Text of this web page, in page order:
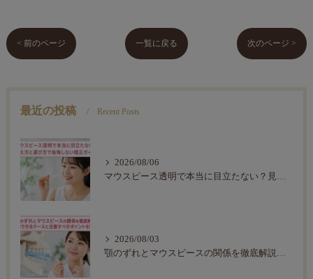
< 前のページ 一覧に戻る 次のページ >
最近の投稿 Recent Posts
2026/08/06
マウスピース透明で本当に目立たない？見え方と選び方で後悔しない矯正ガイド
2026/08/03
顎のずれとマウスピースの関係を徹底解説｜改善できるケースと注意すべきポイントを整理